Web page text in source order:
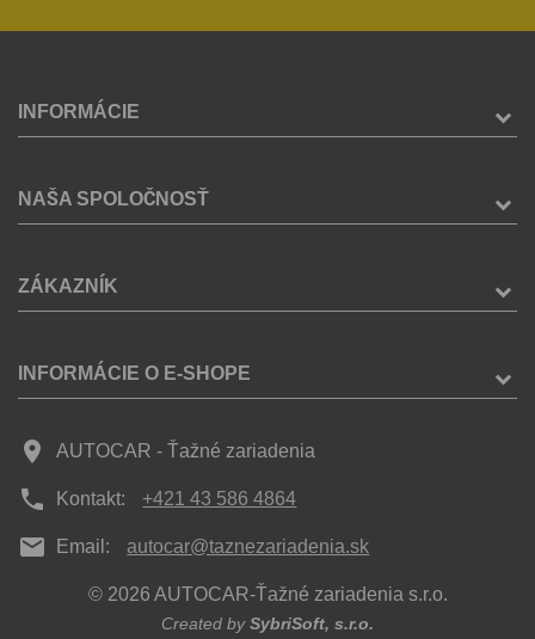
INFORMÁCIE
NAŠA SPOLOČNOSŤ
ZÁKAZNÍK
INFORMÁCIE O E-SHOPE
place AUTOCAR - Ťažné zariadenia
phone Kontakt: +421 43 586 4864
mail Email: autocar@taznezariadenia.sk
© 2026 AUTOCAR-Ťažné zariadenia s.r.o.
Created bySybriSoft, s.r.o.